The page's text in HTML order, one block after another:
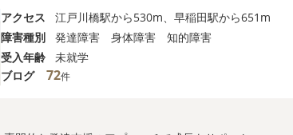
アクセス
江戸川橋駅から530m、早稲田駅から651m
障害種別
発達障害 身体障害 知的障害
受入年齢
未就学
ブログ
72件